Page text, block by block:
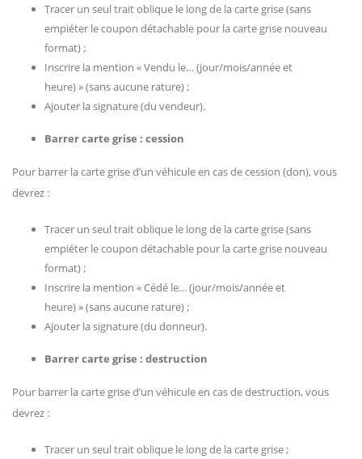
Tracer un seul trait oblique le long de la carte grise (sans
empiéter le coupon détachable pour la carte grise nouveau
format) ;
Inscrire la mention « Vendu le… (jour/mois/année et
heure) » (sans aucune rature) ;
Ajouter la signature (du vendeur).
Barrer carte grise : cession
Pour barrer la carte grise d’un véhicule en cas de cession (don), vous
devrez :
Tracer un seul trait oblique le long de la carte grise (sans
empiéter le coupon détachable pour la carte grise nouveau
format) ;
Inscrire la mention « Cédé le… (jour/mois/année et
heure) » (sans aucune rature) ;
Ajouter la signature (du donneur).
Barrer carte grise : destruction
Pour barrer la carte grise d’un véhicule en cas de destruction, vous
devrez :
Tracer un seul trait oblique le long de la carte grise ;